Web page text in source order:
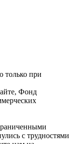
только при
Фонд
с трудностями